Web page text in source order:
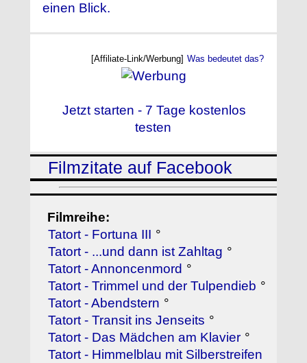
einen Blick.
[Affiliate-Link/Werbung] Was bedeutet das?
Jetzt starten - 7 Tage kostenlos
testen
Filmzitate auf Facebook
Filmreihe:
Tatort - Fortuna III °
Tatort - ...und dann ist Zahltag °
Tatort - Annoncenmord °
Tatort - Trimmel und der Tulpendieb °
Tatort - Abendstern °
Tatort - Transit ins Jenseits °
Tatort - Das Mädchen am Klavier °
Tatort - Himmelblau mit Silberstreifen